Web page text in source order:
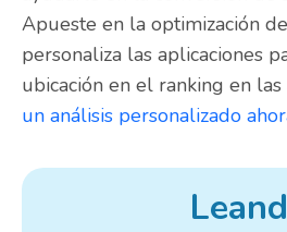
Apueste en la optimización
personaliza las aplicaciones
ubicación en el ranking en las
un análisis personalizado